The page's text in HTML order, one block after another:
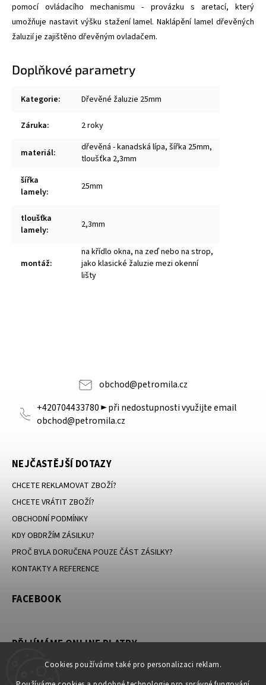
Cookies používáme také pro personalizaci reklam.
pomocí ovládacího mechanismu - provázku s aretací, který
umožňuje nastavit výšku stažení lamel. Naklápění lamel dřevěných
žaluzií je zajištěno dřevěným ovladačem.
Doplňkové parametry
Kategorie: Dřevěné žaluzie 25mm
Záruka: 2 roky
materiál:
dřevěná - kanadská lípa, šířka 25mm,
tloušťka 2,3mm
šířka
lamely: 25mm
tloušťka
lamely: 2,3mm
montáž:
na křídlo okna, na zeď nebo na strop,
jako klasické žaluzie mezi okenní
lišty
obchod@petromila.cz
+420704433780 ► při nedostupnosti využijte email
obchod@petromila.cz
NEJČASTĚJŠÍ DOTAZY
CHCETE REKLAMOVAT ZBOŽÍ?
CHCETE VRÁTIT ZBOŽÍ?
OBCHODNÍ PODMÍNKY
KDY OBDRŽÍM ZÁSILKU?
PROČ BYLA DORUČENA POUZE ČÁST ZÁSILKY?
KONTAKTY A REFERENCE
FACEBOOK
PŘIJÍMÁME ONLINE PLATBY